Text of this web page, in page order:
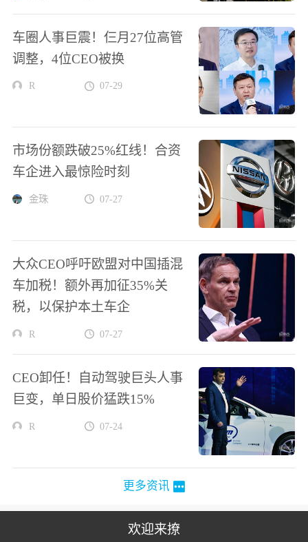
车圈人事巨震！仨月27位高管
调整，4位CEO被换
R 07-29
市场份额跌破25%红线！合资
车企进入最惊险时刻
金珠 07-27
大众CEO呼吁欧盟对中国插混
车加税！额外再加征35%关
税，以保护本土车企
R 07-27
CEO卸任！自动驾驶巨头人事
巨变，单日股价猛跌15%
R 07-24
更多资讯
欢迎来撩